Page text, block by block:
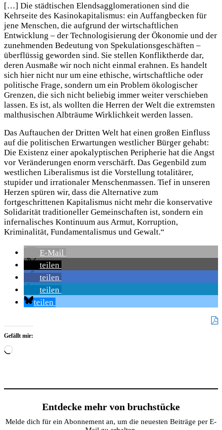
[…] Die städtischen Elendsagglomerationen sind die
Kehrseite des Kasinokapitalismus: ein Auffangbecken für
jene Menschen, die aufgrund der wirtschaftlichen
Entwicklung – der Technologisierung der Ökonomie und der
zunehmenden Bedeutung von Spekulationsgeschäften –
überflüssig geworden sind. Sie stellen Konfliktherde dar,
deren Ausmaße wir noch nicht einmal erahnen. Es handelt
sich hier nicht nur um eine ethische, wirtschaftliche oder
politische Frage, sondern um ein Problem ökologischer
Grenzen, die sich nicht beliebig immer weiter verschieben
lassen. Es ist, als wollten die Herren der Welt die extremsten
malthusischen Albträume Wirklichkeit werden lassen.
Das Auftauchen der Dritten Welt hat einen großen Einfluss
auf die politischen Erwartungen westlicher Bürger gehabt:
Die Existenz einer apokalyptischen Peripherie hat die Angst
vor Veränderungen enorm verschärft. Das Gegenbild zum
westlichen Liberalismus ist die Vorstellung totalitärer,
stupider und irrationaler Menschenmassen. Tief in unseren
Herzen spüren wir, dass die Alternative zum
fortgeschrittenen Kapitalismus nicht mehr die konservative
Solidarität traditioneller Gemeinschaften ist, sondern ein
infernalisches Kontinuum aus Armut, Korruption,
Kriminalität, Fundamentalismus und Gewalt.“
E-Mail
teilen
teilen
teilen
teilen
Gefällt mir:
Wird
Entdecke mehr von bruchstücke
Melde dich für ein Abonnement an, um die neuesten Beiträge per E-